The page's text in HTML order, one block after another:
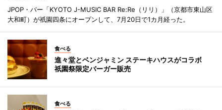
JPOP・バー「KYOTO J-MUSIC BAR Re:Re（リリ）」（京都市東山区
大和町）が祇園四条にオープンして、7月20日で1カ月経った。
食べる
進々堂とベンジャミン ステーキハウスがコラボ
祇園祭限定バーガー販売
食べる